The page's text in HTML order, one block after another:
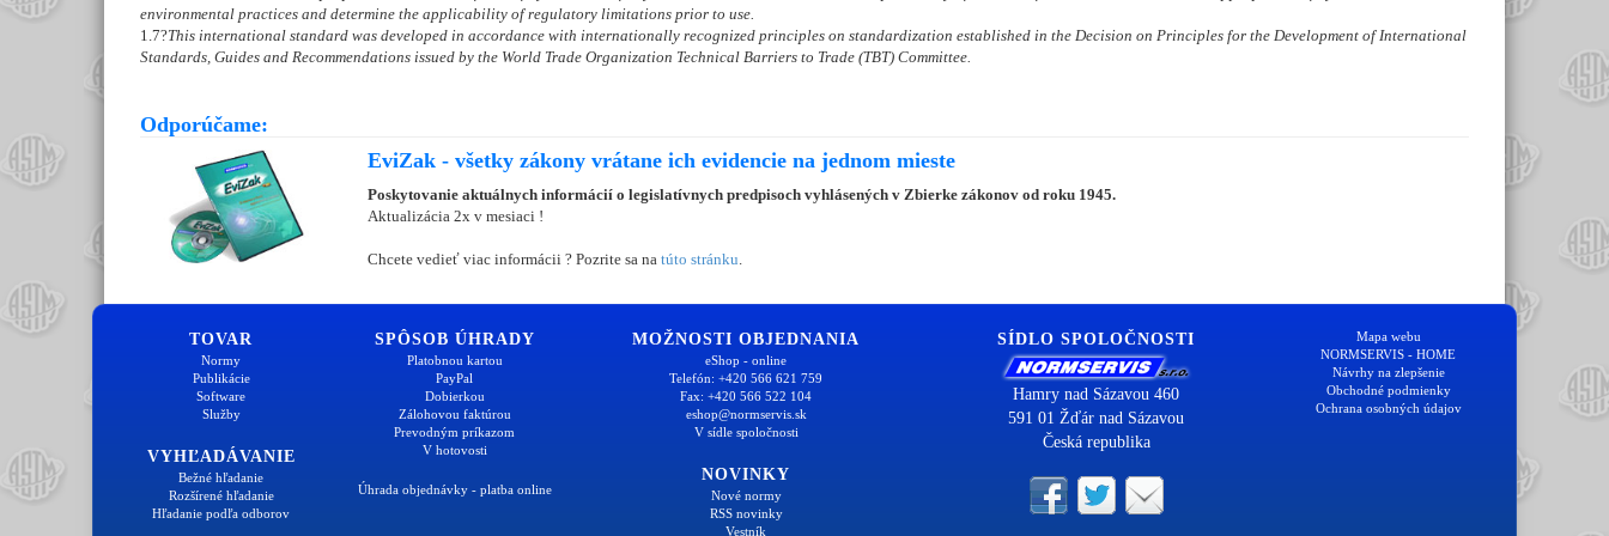
environmental practices and determine the applicability of regulatory limitations prior to use.
1.7?This international standard was developed in accordance with internationally recognized principles on standardization established in the Decision on Principles for the Development of International
Standards, Guides and Recommendations issued by the World Trade Organization Technical Barriers to Trade (TBT) Committee.
Odporúčame:
EviZak - všetky zákony vrátane ich evidencie na jednom mieste
Poskytovanie aktuálnych informácií o legislatívnych predpisoch vyhlásených v Zbierke zákonov od roku 1945.
Aktualizácia 2x v mesiaci !
Chcete vedieť viac informácii ? Pozrite sa na túto stránku.
TOVAR
Normy
Publikácie
Software
Služby
VYHĽADÁVANIE
Bežné hľadanie
Rozšírené hľadanie
Hľadanie podľa odborov
SPÔSOB ÚHRADY
Platobnou kartou
PayPal
Dobierkou
Zálohovou faktúrou
Prevodným príkazom
V hotovosti
Úhrada objednávky - platba online
MOŽNOSTI OBJEDNANIA
eShop - online
Telefón: +420 566 621 759
Fax: +420 566 522 104
eshop@normservis.sk
V sídle spoločnosti
NOVINKY
Nové normy
RSS novinky
Vestník
SÍDLO SPOLOČNOSTI
Hamry nad Sázavou 460
591 01 Žďár nad Sázavou
Česká republika
Mapa webu
NORMSERVIS - HOME
Návrhy na zlepšenie
Obchodné podmienky
Ochrana osobných údajov